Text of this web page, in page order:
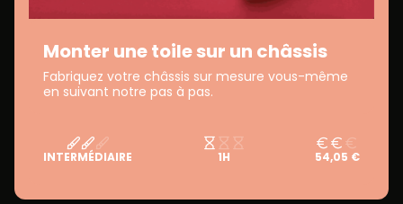
Monter une toile sur un châssis
Fabriquez votre châssis sur mesure vous-même
en suivant notre pas à pas.
INTERMÉDIAIRE 1H 54,05 €